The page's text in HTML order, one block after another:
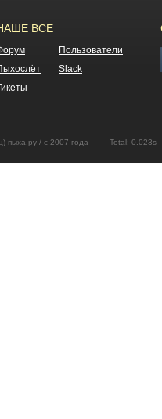
ВСЕ
Пользователи
Slack
пыха.ру / с 2007 года Total: